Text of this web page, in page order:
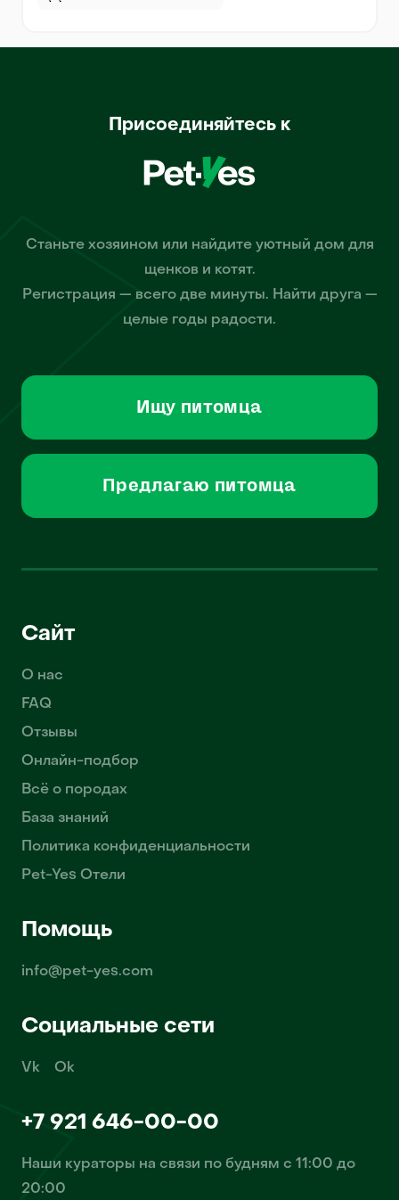
Присоединяйтесь к
Станьте хозяином или найдите уютный дом для
щенков и котят.
Регистрация — всего две минуты. Найти друга —
целые годы радости.
Ищу питомца
Предлагаю питомца
Сайт
О нас
FAQ
Отзывы
Онлайн-подбор
Всё о породах
База знаний
Политика конфиденциальности
Pet-Yes Отели
Помощь
info@pet-yes.com
Социальные сети
Vk Ok
+7 921 646-00-00
Наши кураторы на связи по будням с 11:00 до
20:00